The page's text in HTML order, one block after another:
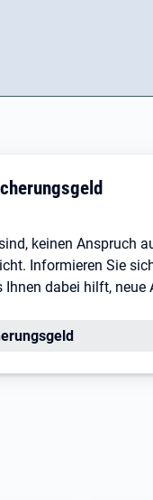
keinen Anspruch
Informieren Sie
dabei hilft, neue